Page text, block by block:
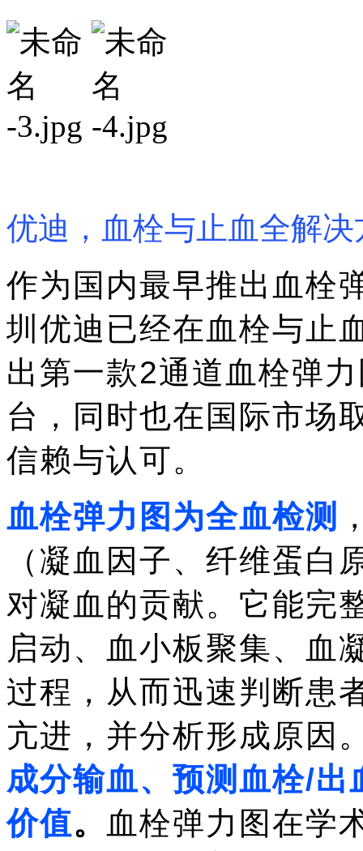
优迪，血栓与止血全解
作为国内最早推出血栓
圳优迪已经在血栓与止
出第一款2通道血栓弹
台，同时也在国际市场
信赖与认可。
血栓弹力图为全血检测
（凝血因子、纤维蛋白
对凝血的贡献。它能完
启动、血小板聚集、血
过程，从而迅速判断患
亢进，并分析形成原因
成分输血、预测血栓/
价值。
血栓弹力图在学